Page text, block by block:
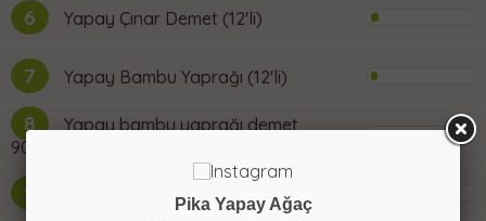
6 Yapay Çınar Demet (12'li)
7 Yapay Bambu Yaprağı (12'li)
8
Yapay bambu yaprağı demet
90cm
9 Yapay Japon Şemsiyesi Bitkisi
Pika Yapay Ağaç